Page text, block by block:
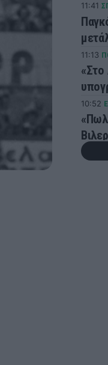
11:41
11:13
«Στο
10:52
10:24